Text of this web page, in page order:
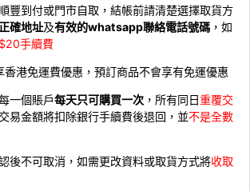
豐到付或門市自取，結帳前請清楚選擇取貨方
正確地址及有效的whatsapp聯絡電話號碼 ，如
手續費
香港免運費優惠，預訂商品不會享有免運優惠
一個賬戶每天只可購買一次 ，所有同日重覆交
易金額將扣除銀行手續費後退回，並不是全數
後不可取消，如需更改資料或取貨方式將收取